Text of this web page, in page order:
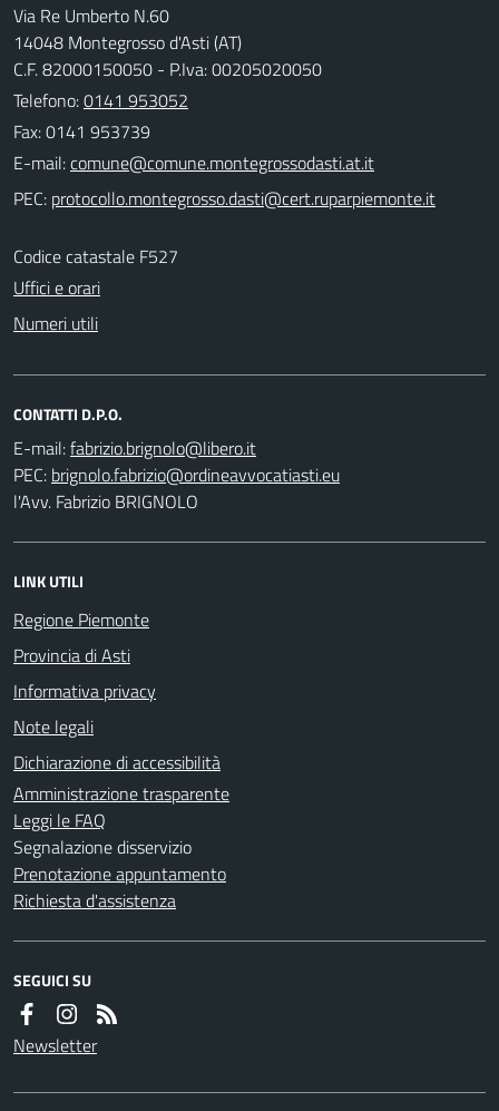
Via Re Umberto N.60
14048 Montegrosso d'Asti (AT)
C.F. 82000150050 - P.Iva: 00205020050
Telefono:0141 953052
Fax: 0141 953739
E-mail:
PEC:
Codice catastale F527
Uffici e orari
Numeri utili
CONTATTI D.P.O.
E-mail:
PEC:
l'Avv. Fabrizio BRIGNOLO
LINK UTILI
Regione Piemonte
Provincia di Asti
Informativa privacy
Note legali
Dichiarazione di accessibilità
Amministrazione trasparente
Leggi le FAQ
Segnalazione disservizio
Prenotazione appuntamento
Richiesta d'assistenza
SEGUICI SU
Newsletter